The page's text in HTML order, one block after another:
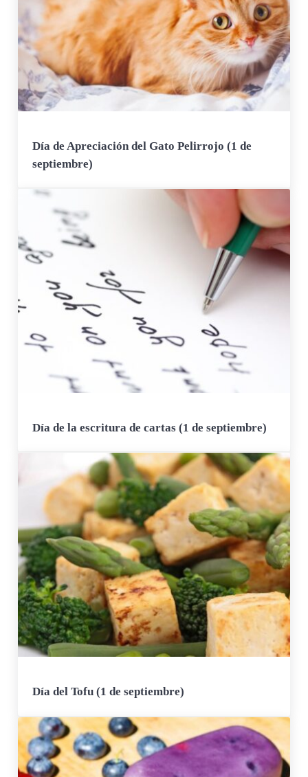
Día de Apreciación del Gato Pelirrojo (1 de
septiembre)
Día de la escritura de cartas (1 de septiembre)
Día del Tofu (1 de septiembre)